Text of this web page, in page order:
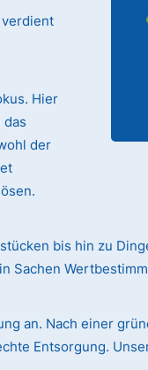
Hier
der
bis hin zu
Sachen
an. Nach einer
Entsorgung.